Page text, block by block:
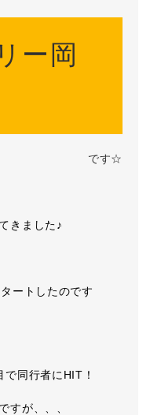
ー岡
です☆
きました♪
ートしたのです
同行者にHIT！
すが、、、